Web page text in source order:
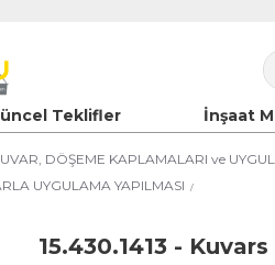
Teklifler İnşaat
DÖŞEME KAPLAMALARI ve
UYGULAMA YAPILMASI
15.430.1413 -